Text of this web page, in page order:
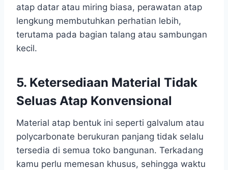
atap datar atau miring biasa, perawatan atap
lengkung membutuhkan perhatian lebih,
terutama pada bagian talang atau sambungan
kecil.
5. Ketersediaan Material Tidak
Seluas Atap Konvensional
Material atap bentuk ini seperti galvalum atau
polycarbonate berukuran panjang tidak selalu
tersedia di semua toko bangunan. Terkadang
kamu perlu memesan khusus, sehingga waktu